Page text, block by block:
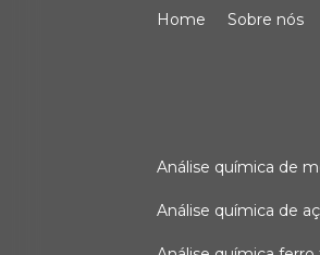
Home Sobre nós
análise química de
análise química de